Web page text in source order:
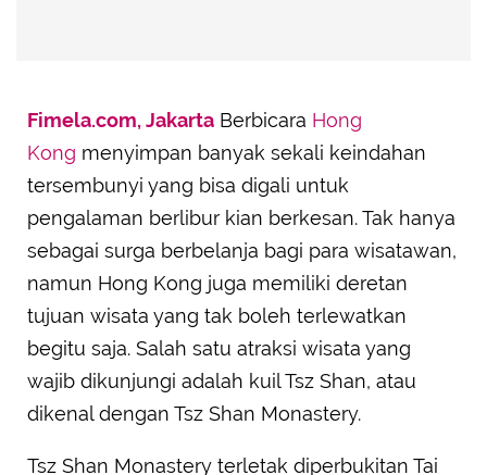
Fimela.com, Jakarta Berbicara Hong
Kong menyimpan banyak sekali keindahan
tersembunyi yang bisa digali untuk
pengalaman berlibur kian berkesan. Tak hanya
sebagai surga berbelanja bagi para wisatawan,
namun Hong Kong juga memiliki deretan
tujuan wisata yang tak boleh terlewatkan
begitu saja. Salah satu atraksi wisata yang
wajib dikunjungi adalah kuil Tsz Shan, atau
dikenal dengan Tsz Shan Monastery.
Tsz Shan Monastery terletak diperbukitan Tai